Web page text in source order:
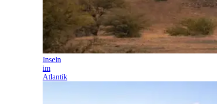
Inseln
im
Atlantik